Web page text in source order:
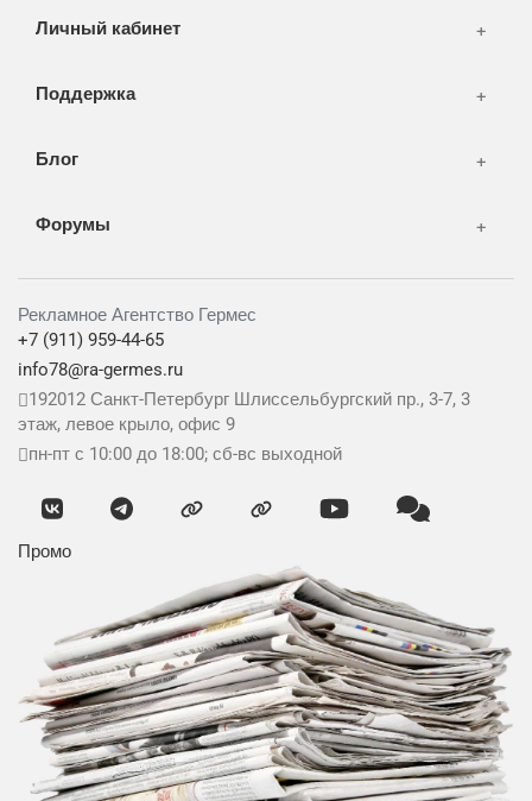
Личный кабинет
Поддержка
Блог
Форумы
Рекламное Агентство Гермес
+7 (911) 959-44-65
info78@ra-germes.ru
192012 Санкт-Петербург Шлиссельбургский пр., 3-7, 3
этаж, левое крыло, офис 9
пн-пт с 10:00 до 18:00; сб-вс выходной
Промо